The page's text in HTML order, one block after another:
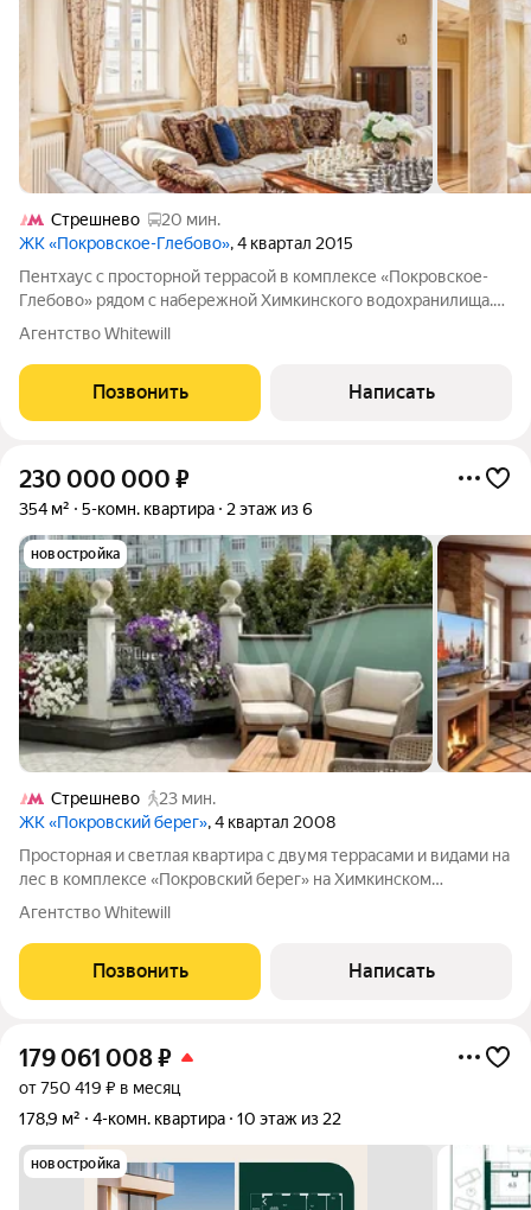
Стрешнево
20 мин.
ЖК «Покровское-Глебово», 4 квартал 2015
Пентхаус с просторной террасой в комплексе «Покровское-
Глебово» рядом с набережной Химкинского водохранилища.
Планировкой предусмотрены гостиная, кухня, мастер-спальня
санузлом, кабинет,
Агентство Whitewill
Позвонить Написать
230 000 000 ₽
354 м² 5-комн. квартира 2 этаж из 6
новостройка
Стрешнево
23 мин.
ЖК «Покровский берег», 4 квартал 2008
Просторная и светлая квартира с двумя террасами и видами на
лес в комплексе «Покровский берег» на Химкинском
водохранилище. Квартира с отделкой площадью 354 м
выходом на большую террасу и
Агентство Whitewill
Позвонить Написать
179 061 008₽
от 750 419 ₽ в месяц
178,9 м²
4-комн. квартира 10 этаж из 22
новостройка